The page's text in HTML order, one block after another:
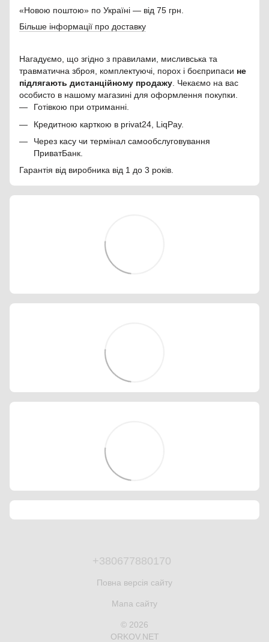
«Новою поштою» по Україні — від 75 грн.
Більше інформації про доставку
Нагадуємо, що згідно з правилами, мисливська та
травматична зброя, комплектуючі, порох і боєприпаси не
підлягають дистанційному продажу . Чекаємо на вас
особисто в нашому магазині для оформлення покупки.
Готівкою при отриманні.
Кредитною карткою в privat24, LiqPay.
Через касу чи термінал самообслуговування
ПриватБанк.
Гарантія від виробника від 1 до 3 років.
+380677880170
Повна версія сайту
Мапа сайту
© 2026
ORKOV.NET